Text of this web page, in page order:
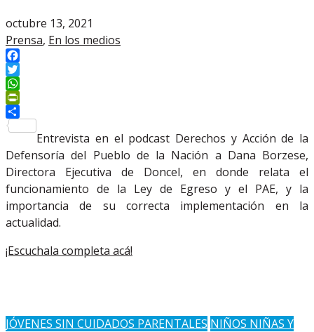
octubre 13, 2021
Prensa, En los medios
Facebook
Twitter
WhatsApp
PrintFriendly
Entrevista en el podcast Derechos y Acción de la
Defensoría del Pueblo de la Nación a Dana Borzese,
Directora Ejecutiva de Doncel, en donde relata el
funcionamiento de la Ley de Egreso y el PAE, y la
importancia de su correcta implementación en la
actualidad.
¡Escuchala completa acá!
JÓVENES SIN CUIDADOS PARENTALES NIÑOS NIÑAS Y